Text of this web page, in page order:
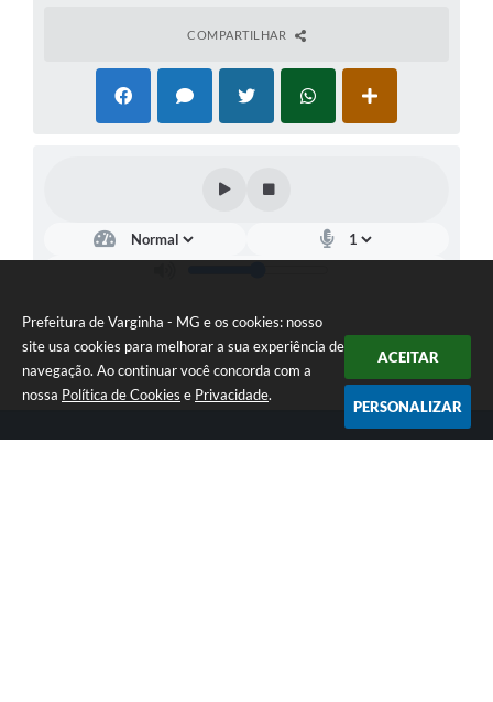
Prefeitura de Varginha - MG e os cookies: nosso
site usa cookies para melhorar a sua experiência de
navegação. Ao continuar você concorda com a
nossa Política de Cookies e Privacidade.
ACEITAR
PERSONALIZAR
COMPARTILHAR